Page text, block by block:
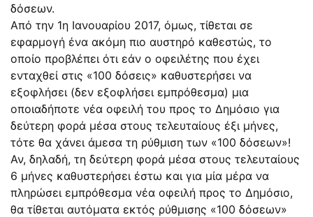
δόσεων.
Από την 1η Ιανουαρίου 2017, όμως, τίθεται σε
εφαρμογή ένα ακόμη πιο αυστηρό καθεστώς, το
οποίο προβλέπει ότι εάν ο οφειλέτης που έχει
ενταχθεί στις «100 δόσεις» καθυστερήσει να
εξοφλήσει (δεν εξοφλήσει εμπρόθεσμα) μια
οποιαδήποτε νέα οφειλή του προς το Δημόσιο για
δεύτερη φορά μέσα στους τελευταίους έξι μήνες,
τότε θα χάνει άμεσα τη ρύθμιση των «100 δόσεων»!
Αν, δηλαδή, τη δεύτερη φορά μέσα στους τελευταίους
6 μήνες καθυστερήσει έστω και για μία μέρα να
πληρώσει εμπρόθεσμα νέα οφειλή προς το Δημόσιο,
θα τίθεται αυτόματα εκτός ρύθμισης «100 δόσεων»